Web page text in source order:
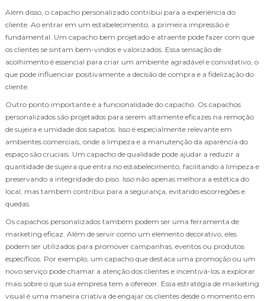
Além disso, o capacho personalizado contribui para a experiência do
cliente. Ao entrar em um estabelecimento, a primeira impressão é
fundamental. Um capacho bem projetado e atraente pode fazer com que
os clientes se sintam bem-vindos e valorizados. Essa sensação de
acolhimento é essencial para criar um ambiente agradável e convidativo, o
que pode influenciar positivamente a decisão de compra e a fidelização do
cliente.
Outro ponto importante é a funcionalidade do capacho. Os capachos
personalizados são projetados para serem altamente eficazes na remoção
de sujeira e umidade dos sapatos. Isso é especialmente relevante em
ambientes comerciais, onde a limpeza e a manutenção da aparência do
espaço são cruciais. Um capacho de qualidade pode ajudar a reduzir a
quantidade de sujeira que entra no estabelecimento, facilitando a limpeza e
preservando a integridade do piso. Isso não apenas melhora a estética do
local, mas também contribui para a segurança, evitando escorregões e
quedas.
Os capachos personalizados também podem ser uma ferramenta de
marketing eficaz. Além de servir como um elemento decorativo, eles
podem ser utilizados para promover campanhas, eventos ou produtos
específicos. Por exemplo, um capacho que destaca uma promoção ou um
novo serviço pode chamar a atenção dos clientes e incentivá-los a explorar
mais sobre o que sua empresa tem a oferecer. Essa estratégia de marketing
visual é uma maneira criativa de engajar os clientes desde o momento em